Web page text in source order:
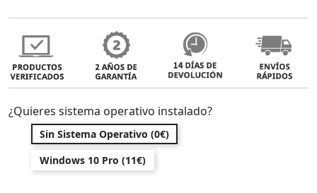
¿Quieres sistema operativo instalado?
Sin Sistema Operativo (0€)
Windows 10 Pro (11€)